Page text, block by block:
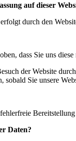
auf dieser
durch den
dass Sie uns
der Website
sobald Sie unsere
Daten?